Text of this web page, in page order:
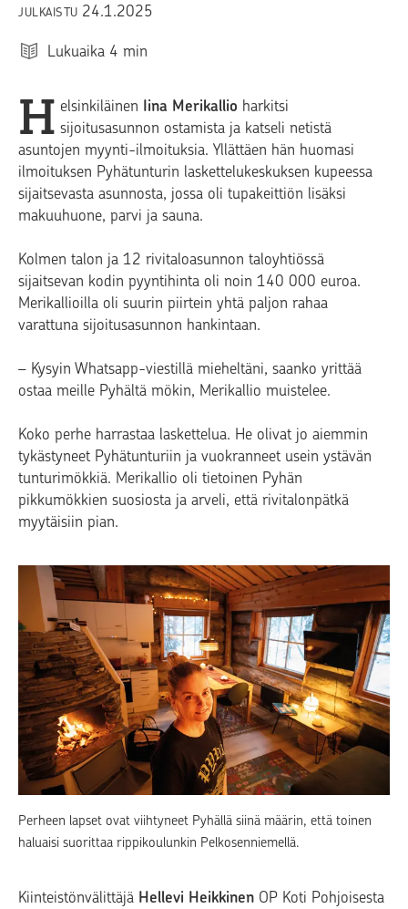
JULKAISTU 24.1.2025
Lukuaika 4 min
H elsinkiläinen Iina Merikallio harkitsi
sijoitusasunnon ostamista ja katseli netistä
asuntojen myynti-ilmoituksia. Yllättäen hän huomasi
ilmoituksen Pyhätunturin laskettelukeskuksen kupeessa
sijaitsevasta asunnosta, jossa oli tupakeittiön lisäksi
makuuhuone, parvi ja sauna.
Kolmen talon ja 12 rivitaloasunnon taloyhtiössä
sijaitsevan kodin pyyntihinta oli noin 140 000 euroa.
Merikallioilla oli suurin piirtein yhtä paljon rahaa
varattuna sijoitusasunnon hankintaan.
– Kysyin Whatsapp-viestillä mieheltäni, saanko yrittää
ostaa meille Pyhältä mökin, Merikallio muistelee.
Koko perhe harrastaa laskettelua. He olivat jo aiemmin
tykästyneet Pyhätunturiin ja vuokranneet usein ystävän
tunturimökkiä. Merikallio oli tietoinen Pyhän
pikkumökkien suosiosta ja arveli, että rivitalonpätkä
myytäisiin pian.
Perheen lapset ovat viihtyneet Pyhällä siinä määrin, että toinen
haluaisi suorittaa rippikoulunkin Pelkosenniemellä.
Kiinteistönvälittäjä Hellevi Heikkinen OP Koti Pohjoisesta